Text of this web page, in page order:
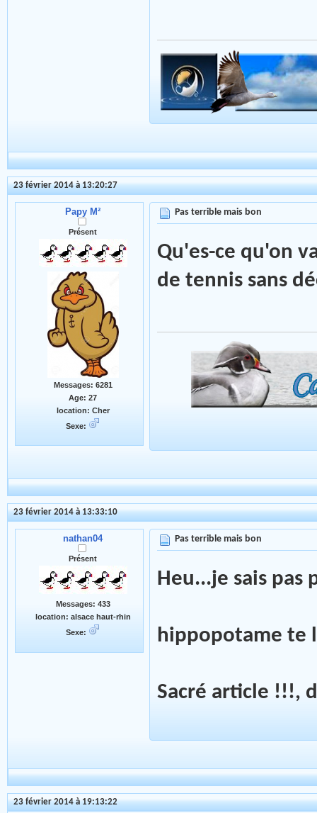
23 février 2014 à 13:20:27
Papy M²
Présent
Messages: 6281
Age: 27
location: Cher
Sexe:
Pas terrible mais bon
Qu'es-ce qu'on
de tennis sans
23 février 2014 à 13:33:10
nathan04
Présent
Messages: 433
location: alsace haut-rhin
Sexe:
Pas terrible mais bon
Heu...je sais pas
hippopotame te
Sacré article !!!,
23 février 2014 à 19:13:22